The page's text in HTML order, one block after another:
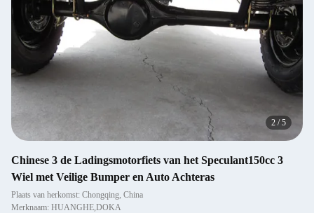
2 /5
Chinese 3 de Ladingsmotorfiets van het Speculant150cc 3
Wiel met Veilige Bumper en Auto Achteras
Plaats van herkomst: Chongqing, China
Merknaam: HUANGHE,DOKA